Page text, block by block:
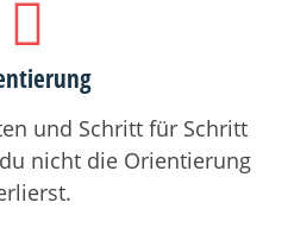
und Schritt für Schritt
nicht die Orientierung